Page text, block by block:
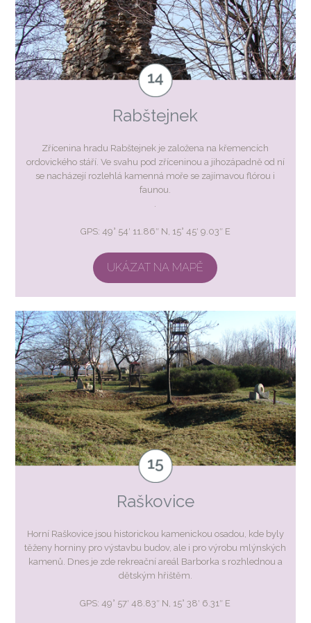
Rabštejnek
Zřícenina hradu Rabštejnek je založena na křemencích
ordovického stáří. Ve svahu pod zříceninou a jihozápadně od ní
se nacházejí rozlehlá kamenná moře se zajímavou flórou i
faunou.
GPS: 49° 54′ 11.86″ N, 15° 45′ 9.03″ E
UKÁZAT NA MAPĚ
Raškovice
Horní Raškovice jsou historickou kamenickou osadou, kde byly
těženy horniny pro výstavbu budov, ale i pro výrobu mlýnských
kamenů. Dnes je zde rekreační areál Barborka s rozhlednou a
dětským hřištěm.
GPS: 49° 57′ 48.83″ N, 15° 38′ 6.31″ E